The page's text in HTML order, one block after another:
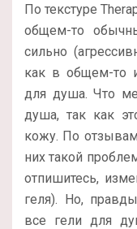
По текстуре
общем-то
сильно
как в общем-то
для душа. Что
душа, так как
кожу. По
них такой
отпишитесь,
геля). Но,
все гели для